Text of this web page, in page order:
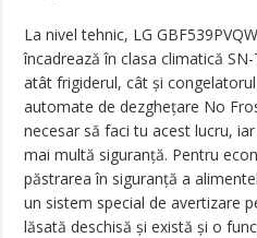
La nivel tehnic, LG
încadrează în clasa climatică
atât frigiderul, cât și
automate de dezghețare No
necesar să faci tu acest lucru,
mai multă siguranță. Pentru
păstrarea în siguranță a
un sistem special de avertizare
lăsată deschisă și există și o